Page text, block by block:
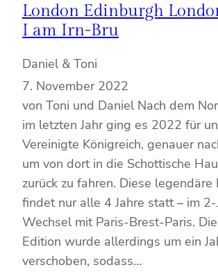
London Edinburgh
I am Irn-Bru
Daniel & Toni
7. November 2022
von Toni und Daniel Nach dem
im letzten Jahr ging es 2022 für
Vereinigte Königreich, genauer
um von dort in die Schottische
zurück zu fahren. Diese legendäre
findet nur alle 4 Jahre statt – im
Wechsel mit Paris-Brest-Paris.
Edition wurde allerdings um ein
verschoben, sodass…